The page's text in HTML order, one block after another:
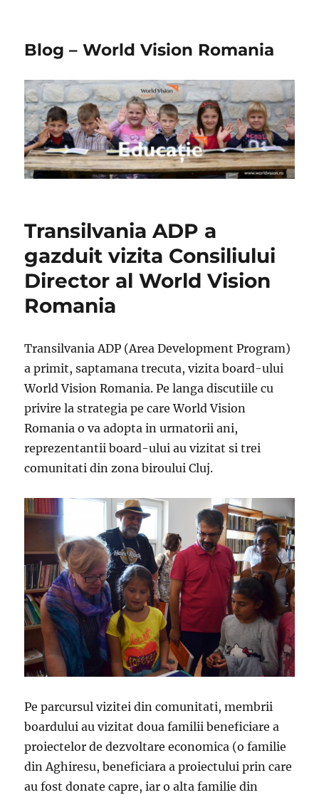
Blog – World Vision Romania
Transilvania ADP a
gazduit vizita Consiliului
Director al World Vision
Romania
Transilvania ADP (Area Development Program)
a primit, saptamana trecuta, vizita board-ului
World Vision Romania. Pe langa discutiile cu
privire la strategia pe care World Vision
Romania o va adopta in urmatorii ani,
reprezentantii board-ului au vizitat si trei
comunitati din zona biroului Cluj.
Pe parcursul vizitei din comunitati, membrii
boardului au vizitat doua familii beneficiare a
proiectelor de dezvoltare economica (o familie
din Aghiresu, beneficiara a proiectului prin care
au fost donate capre, iar o alta familie din